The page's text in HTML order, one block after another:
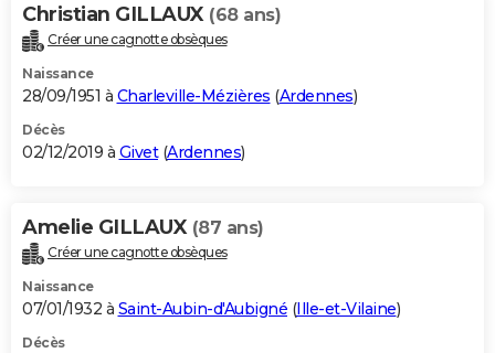
Christian GILLAUX (68 ans)
Créer une cagnotte obsèques
Naissance
28/09/1951 à Charleville-Mézières (Ardennes)
Décès
02/12/2019 à Givet(Ardennes)
Amelie GILLAUX (87 ans)
Créer une cagnotte obsèques
Naissance
07/01/1932 à Saint-Aubin-d'Aubigné (Ille-et-Vilaine)
Décès